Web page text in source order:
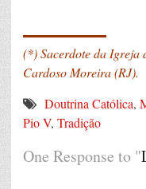
(*) Sacerdote da Igreja
Cardoso Moreira (RJ).
Doutrina Católica,
Pio V, Tradição
One Response to "